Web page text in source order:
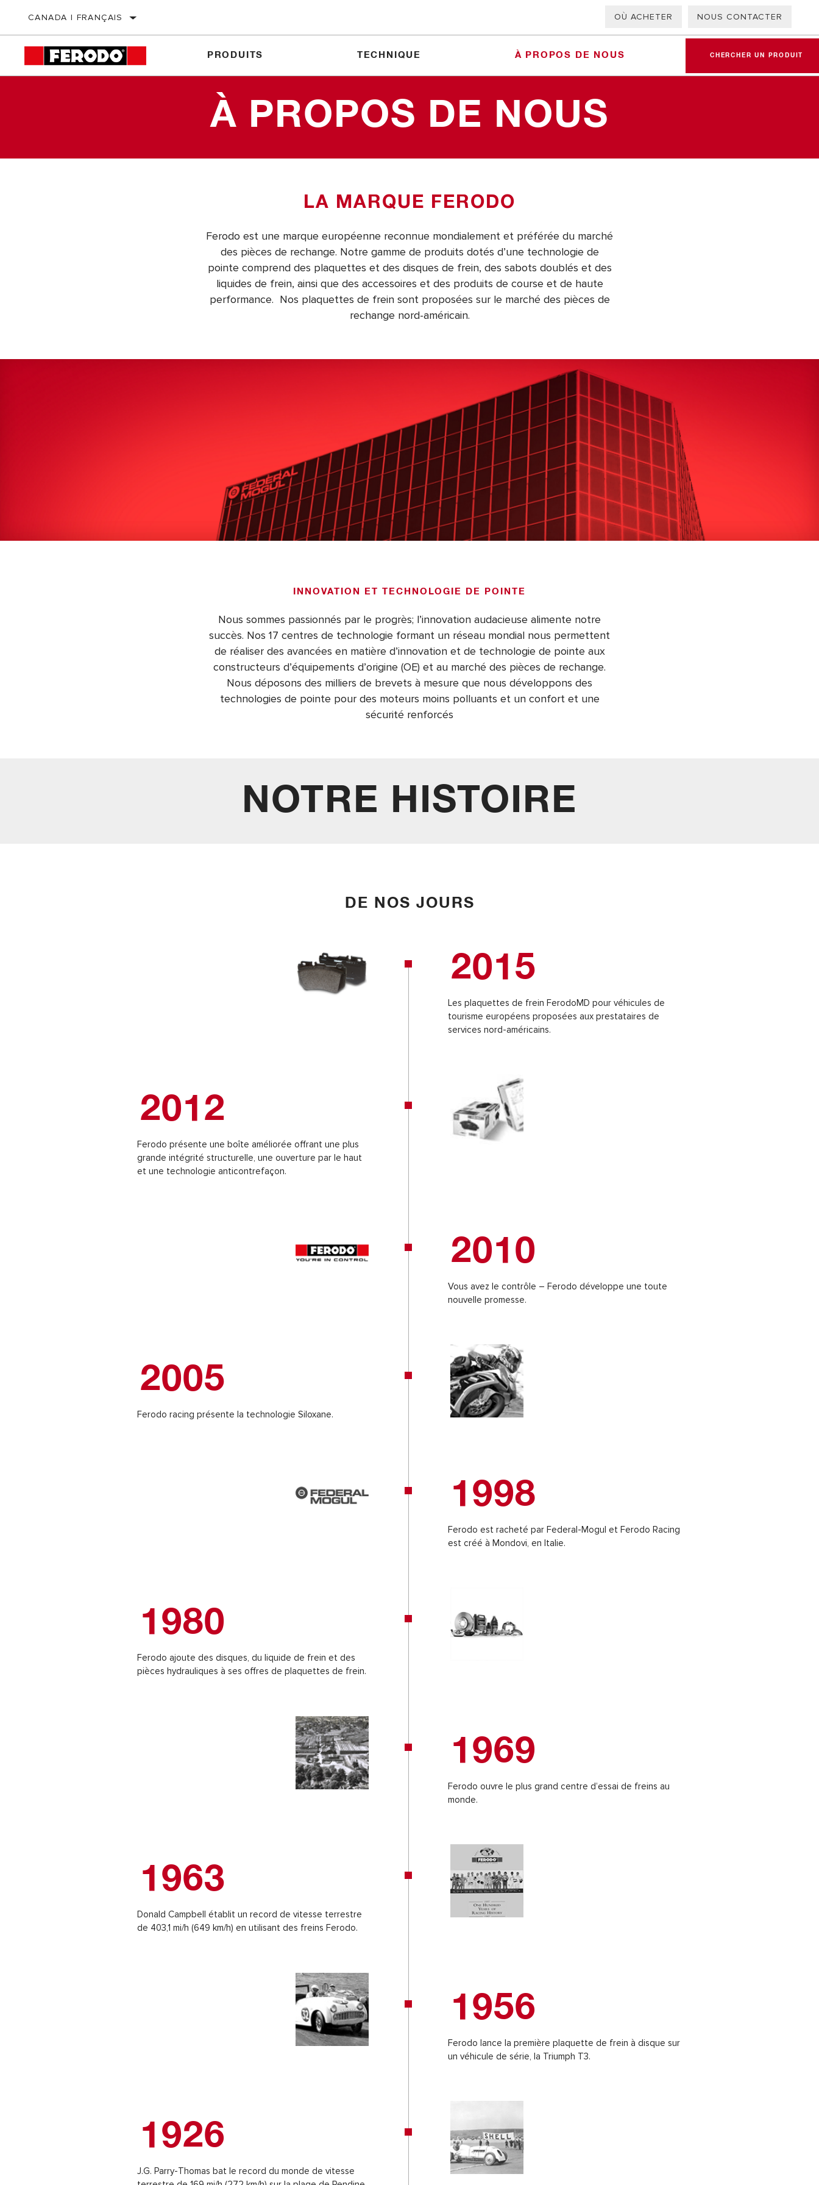
CANADA | FRANÇAIS OÙ ACHETER NOUS CONTACTER
PRODUITS TECHNIQUE À PROPOS DE NOUS CHERCHER UN PRODUIT
À PROPOS DE NOUS
LA MARQUE FERODO
Ferodo est une marque européenne reconnue mondialement et préférée du marché
des pièces de rechange. Notre gamme de produits dotés d’une technologie de
pointe comprend des plaquettes et des disques de frein, des sabots doublés et des
liquides de frein, ainsi que des accessoires et des produits de course et de haute
performance. ​​​​ Nos plaquettes de frein sont proposées sur le marché des pièces de
rechange nord-américain.
INNOVATION ET TECHNOLOGIE DE POINTE
Nous sommes passionnés par le progrès; l’innovation audacieuse alimente notre
succès. Nos 17 centres de technologie formant un réseau mondial nous permettent
de réaliser des avancées en matière d’innovation et de technologie de pointe aux
constructeurs d’équipements d’origine (OE) et au marché des pièces de rechange.
Nous déposons des milliers de brevets à mesure que nous développons des
technologies de pointe pour des moteurs moins polluants et un confort et une
sécurité renforcés
NOTRE HISTOIRE
DE NOS JOURS
2015
Les plaquettes de frein FerodoMD pour véhicules de
tourisme européens proposées aux prestataires de
services nord-américains.
2012
Ferodo présente une boîte améliorée offrant une plus
grande intégrité structurelle, une ouverture par le haut
et une technologie anticontrefaçon.
2010
Vous avez le contrôle – Ferodo développe une toute
nouvelle promesse.
2005
Ferodo racing présente la technologie Siloxane.
1998
Ferodo est racheté par Federal-Mogul et Ferodo Racing
est créé à Mondovi, en Italie.
1980
Ferodo ajoute des disques, du liquide de frein et des
pièces hydrauliques à ses offres de plaquettes de frein.
1969
Ferodo ouvre le plus grand centre d’essai de freins au
monde.
1963
Donald Campbell établit un record de vitesse terrestre
de 403,1 mi/h (649 km/h) en utilisant des freins Ferodo.
1956
Ferodo lance la première plaquette de frein à disque sur
un véhicule de série, la Triumph T3.
1926
J.G. Parry-Thomas bat le record du monde de vitesse